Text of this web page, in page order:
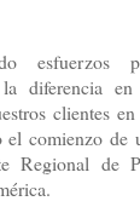
esfuerzos
diferencia
clientes
el comienzo de
Regional de